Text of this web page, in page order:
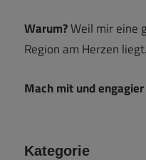
Warum?Weil mir eine
Region am Herzen liegt.
Mach mit und
Kategorie